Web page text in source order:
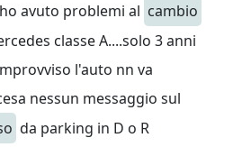
avuto problemi al cambio
classe A....solo 3 anni
l'auto nn va
nessun messaggio sul
da parking in D o R